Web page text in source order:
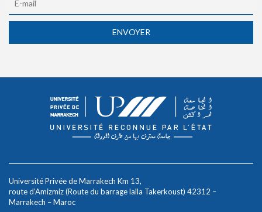
Université Privée de Marrakech Km 13,
route d’Amizmiz (Route du barrage lalla Takerkoust) 42312 –
Marrakech – Maroc